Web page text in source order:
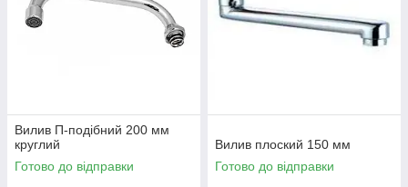
Вилив П-подібний 200 мм
круглий
Готово до відправки
Вилив плоский 150 мм
Готово до відправки